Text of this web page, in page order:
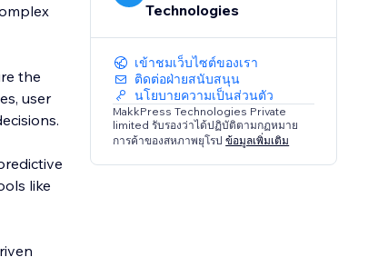
the
user
like
Technologies
เข้าชมเว็บไซต์ของเรา
ติดต่อฝ่ายสนับสนุน
นโยบายความเป็นส่วนตัว
MakkPress Technologies Private
limited รับรองว่าได้ปฏิบัติตามกฏหมาย
การค้าของสหภาพยุโรปข้อมูลเพิ่มเติม